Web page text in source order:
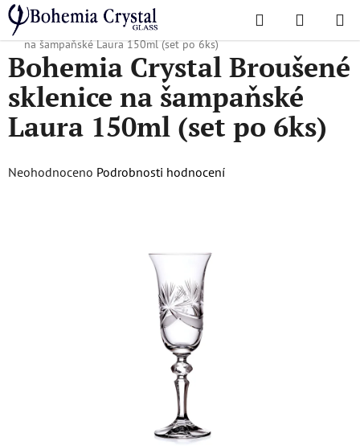
Přejít
na
obsah
Hledat
KOŠÍK
Domů
/ Oblíbené kolekce / Mašle
Bohemia Crystal Broušené sklenice
na šampaňské Laura 150ml (set po 6ks)
Bohemia Crystal Broušené
sklenice na šampaňské
Laura 150ml (set po 6ks)
Průměrné
Neohodnoceno Podrobnosti hodnocení